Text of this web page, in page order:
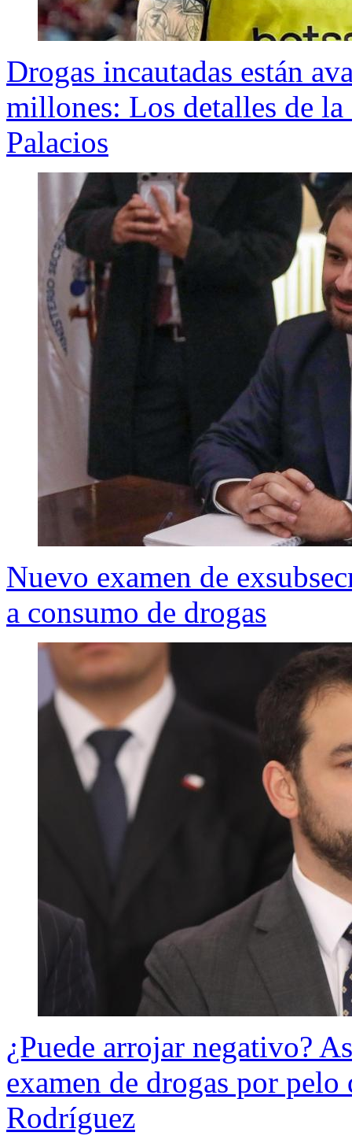
Drogas incautadas están
millones: Los detalles de
Palacios
Nuevo examen de
a consumo de drogas
¿Puede arrojar negativo?
examen de drogas por pelo
Rodríguez